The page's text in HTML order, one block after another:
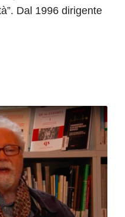
Dal 1996 dirigente